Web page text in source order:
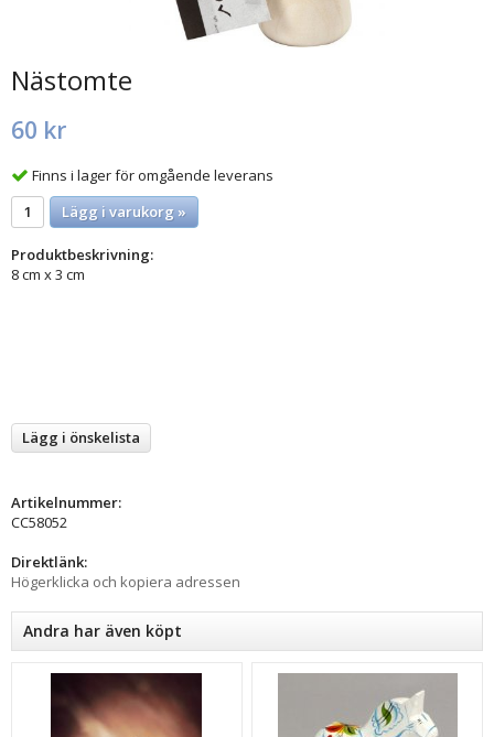
Nästomte
60 kr
Finns i lager för omgående leverans
Lägg i varukorg »
Produktbeskrivning:
8 cm x 3 cm
Lägg i önskelista
Artikelnummer:
CC58052
Direktlänk:
Högerklicka och kopiera adressen
Andra har även köpt